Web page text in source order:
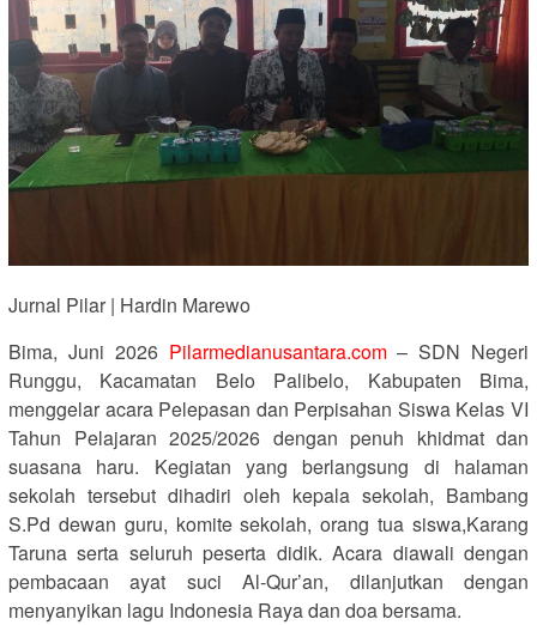
Jurnal Pilar | Hardin Marewo
Bima, Juni 2026 Pilarmedianusantara.com– SDN Negeri
Runggu, Kacamatan Belo Palibelo, Kabupaten Bima,
menggelar acara Pelepasan dan Perpisahan Siswa Kelas VI
Tahun Pelajaran 2025/2026 dengan penuh khidmat dan
suasana haru. Kegiatan yang berlangsung di halaman
sekolah tersebut dihadiri oleh kepala sekolah, Bambang
S.Pd dewan guru, komite sekolah, orang tua siswa,Karang
Taruna serta seluruh peserta didik. Acara diawali dengan
pembacaan ayat suci Al-Qur’an, dilanjutkan dengan
menyanyikan lagu Indonesia Raya dan doa bersama.